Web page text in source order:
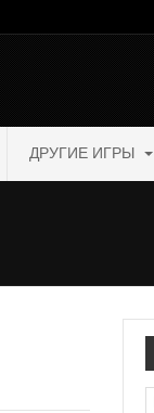
ДРУГИЕ ИГРЫ